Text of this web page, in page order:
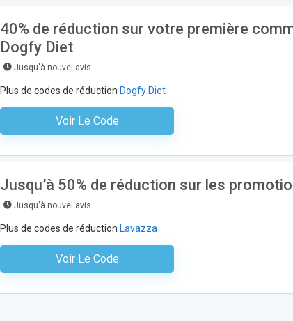
40% de réduction sur votre première
Dogfy Diet
Jusqu'à nouvel avis
Plus de codes de réduction Dogfy Diet
Voir Le Code
Aucun Code N'est Nécessaire
Jusqu’à 50% de réduction sur les
Jusqu'à nouvel avis
Plus de codes de réduction Lavazza
Voir Le Code
Aucun Code N'est Nécessaire